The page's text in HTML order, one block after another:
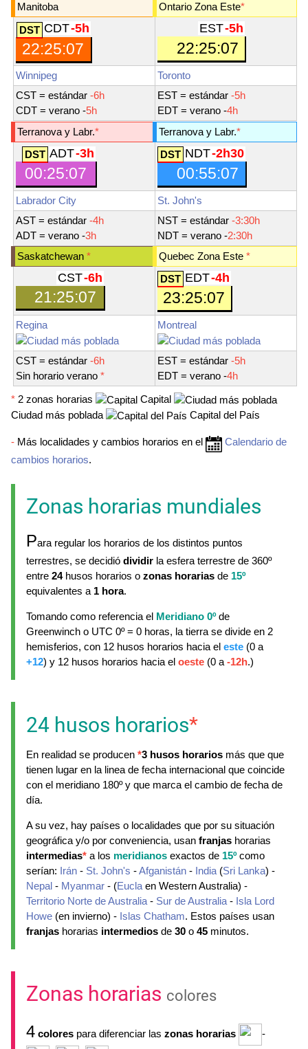
Manitoba
Ontario Zona Este*
CDT-5h
22:25:08
EST-5h
22:25:08
Winnipeg
Toronto
CST = estándar -6h
CDT = verano -5h
EST = estándar -5h
EDT = verano -4h
Terranova y Labr.* Terranova y Labr.*
ADT-3h
00:25:07
NDT-2h30
00:55:08
Labrador City
St. John's
AST = estándar -4h
ADT = verano -3h
NST = estándar -3:30h
NDT = verano -2:30h
Saskatchewan * Quebec Zona Este *
CST-6h
21:25:08
EDT-4h
23:25:08
Regina Montreal
CST = estándar -6h
Sin horario verano *
EST = estándar -5h
EDT = verano -4h
* 2 zonas horarias
Capital
Ciudad más poblada
Capital del País
- Más localidades y cambios horarios en el
Calendario de
cambios horarios.
Zonas horarias mundiales
Para regular los horarios de los distintos puntos
terrestres, se decidió dividir la esfera terrestre de 360º
entre 24husos horarios o zonas horarias de 15º
equivalentes a 1 hora.
Tomando como referencia el Meridiano 0ºde
Greenwinch o UTC 0º = 0 horas, la tierra se divide en 2
hemisferios, con 12 husos horarios hacia el este (0 a
+12) y 12 husos horarios hacia el oeste (0 a -12h.)
24 husos horarios*
En realidad se producen *3 husos horarios más que que
tienen lugar en la linea de fecha internacional que coincide
con el meridiano 180º y que marca el cambio de fecha de
día.
A su vez, hay países o localidades que por su situación
geográfica y/o por conveniencia, usan franjas horarias
intermedias* a los meridianos exactos de 15ºcomo
serían: Irán - St. John's -Afganistán - India (Sri Lanka) -
Nepal - Myanmar - (Eucla en Western Australia) -
Territorio Norte de Australia - Sur de Australia - Isla Lord
Howe (en invierno) - Islas Chatham. Estos países usan
franjas horarias intermedios de 30 o 45 minutos.
Zonas horarias colores
4 colores para diferenciar las zonas horarias -